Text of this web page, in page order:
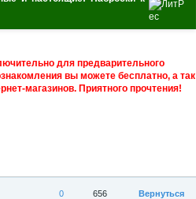
для предварительного
вы можете бесплатно, а так
магазинов. Приятного прочтения!
Вернуться
656
0